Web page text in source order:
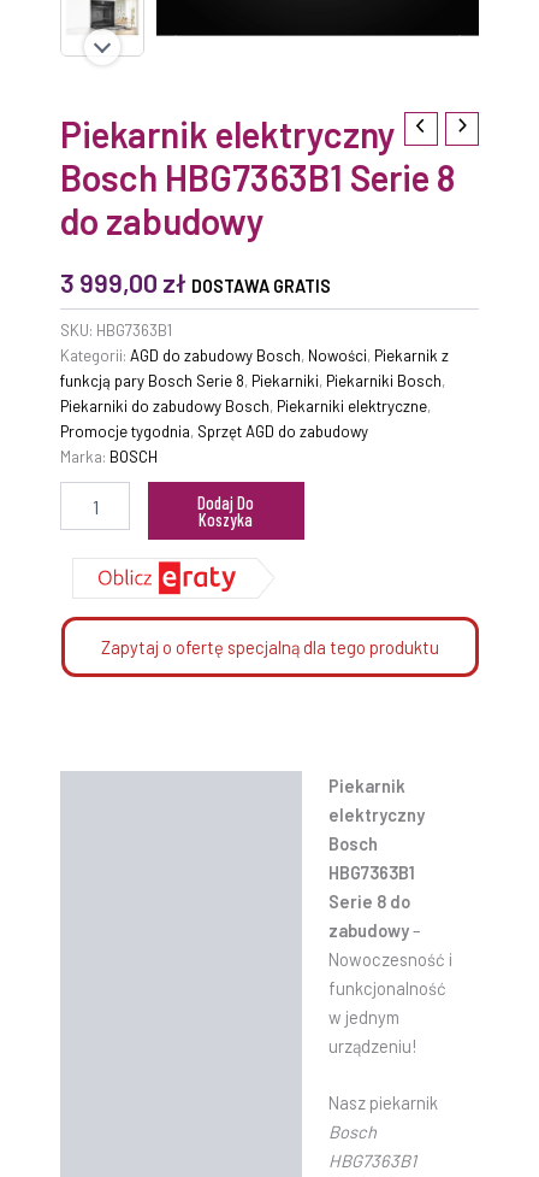
Piekarnik elektryczny
Bosch HBG7363B1 Serie 8
do zabudowy
3 999,00 zł DOSTAWA GRATIS
SKU: HBG7363B1
Kategorii: AGD do zabudowy Bosch, Nowości, Piekarnik z
funkcją pary Bosch Serie 8, Piekarniki, Piekarniki Bosch,
Piekarniki do zabudowy Bosch, Piekarniki elektryczne,
Promocje tygodnia, Sprzęt AGD do zabudowy
Marka: BOSCH
Dodaj Do
Koszyka
Zapytaj o ofertę specjalną dla tego produktu
Piekarnik
elektryczny
Bosch
HBG7363B1
Serie 8 do
zabudowy–
Nowoczesność i
funkcjonalność
w jednym
urządzeniu!
Nasz piekarnik
Bosch
HBG7363B1